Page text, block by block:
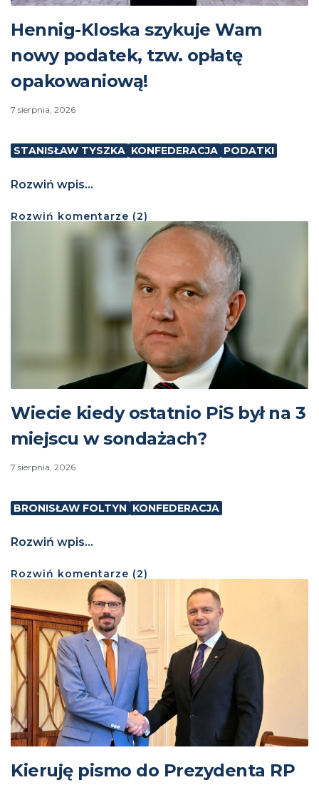
Hennig-Kloska szykuje Wam
nowy podatek, tzw. opłatę
opakowaniową!
7 sierpnia, 2026
STANISŁAW TYSZKA KONFEDERACJA PODATKI
Rozwiń wpis...
Rozwiń komentarze (2)
Wiecie kiedy ostatnio PiS był na 3
miejscu w sondażach?
7 sierpnia, 2026
BRONISŁAW FOLTYN KONFEDERACJA
Rozwiń wpis...
Rozwiń komentarze (2)
Kieruję pismo do Prezydenta RP